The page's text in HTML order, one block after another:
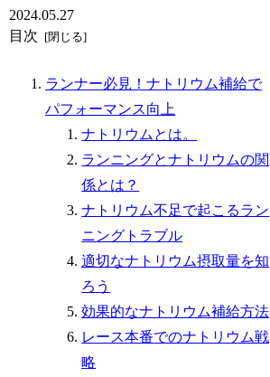
2024.05.27
目次
ランナー必見！ナトリウム補給で
パフォーマンス向上
ナトリウムとは。
ランニングとナトリウムの関
係とは？
ナトリウム不足で起こるラン
ニングトラブル
適切なナトリウム摂取量を知
ろう
効果的なナトリウム補給方法
レース本番でのナトリウム戦
略